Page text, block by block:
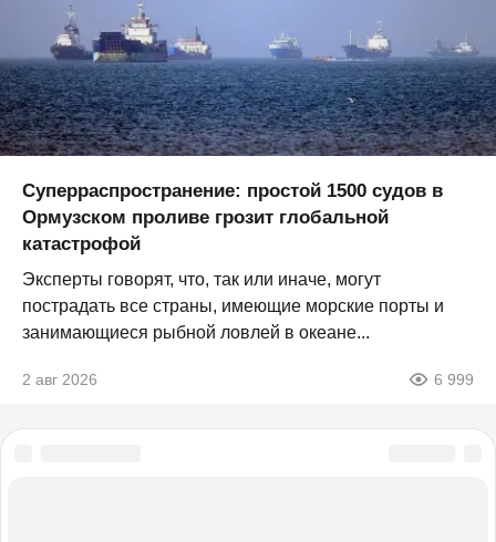
Суперраспространение: простой 1500 судов в
Ормузском проливе грозит глобальной
катастрофой
Эксперты говорят, что, так или иначе, могут
пострадать все страны, имеющие морские порты и
занимающиеся рыбной ловлей в океане...
2 авг 2026 6 999